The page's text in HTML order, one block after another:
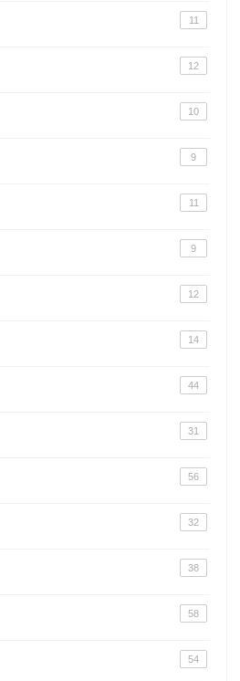
11
12
10
9
11
9
12
14
44
31
56
32
38
58
54